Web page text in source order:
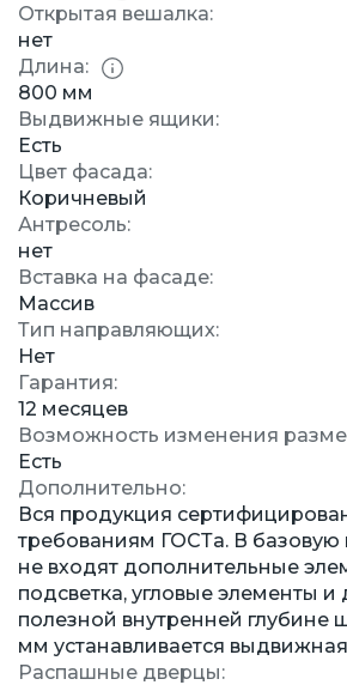
Открытая вешалка:
нет
Длина:
800 мм
Выдвижные ящики:
Есть
Цвет фасада:
Коричневый
Антресоль:
нет
Вставка на фасаде:
Массив
Тип направляющих:
Нет
Гарантия:
12 месяцев
Возможность изменения
Есть
Дополнительно:
Вся продукция
требованиям ГОСТа. В базовую
не входят дополнительные
подсветка, угловые элементы и
полезной внутренней глубине
мм устанавливается
Распашные дверцы: